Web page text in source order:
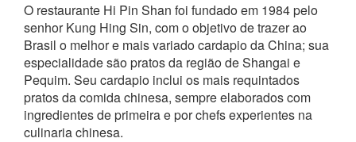
O restaurante Hi Pin Shan foi fundado em 1984 pelo
senhor Kung Hing Sin, com o objetivo de trazer ao
Brasil o melhor e mais variado cardapio da China; sua
especialidade são pratos da região de Shangai e
Pequim. Seu cardapio inclui os mais requintados
pratos da comida chinesa, sempre elaborados com
ingredientes de primeira e por chefs experientes na
culinaria chinesa.